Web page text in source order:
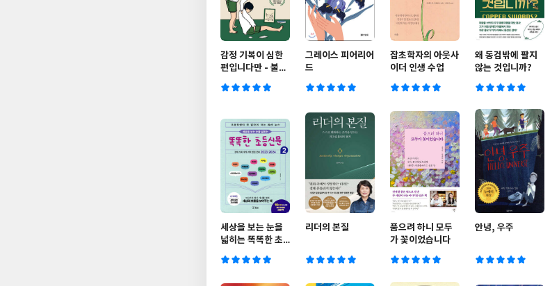
감정 기복이 심한
편입니다만 - 불안
그레이스 피어리어
드
잡초학자의 아웃사
이더 인생 수업
왜 동검밖에 팔지
않는 것입니까?
세상을 보는 눈을
넓히는 똑똑한 초
리더의 본질
품으려 하니 모두
가 꽃이었습니다
안녕, 우주